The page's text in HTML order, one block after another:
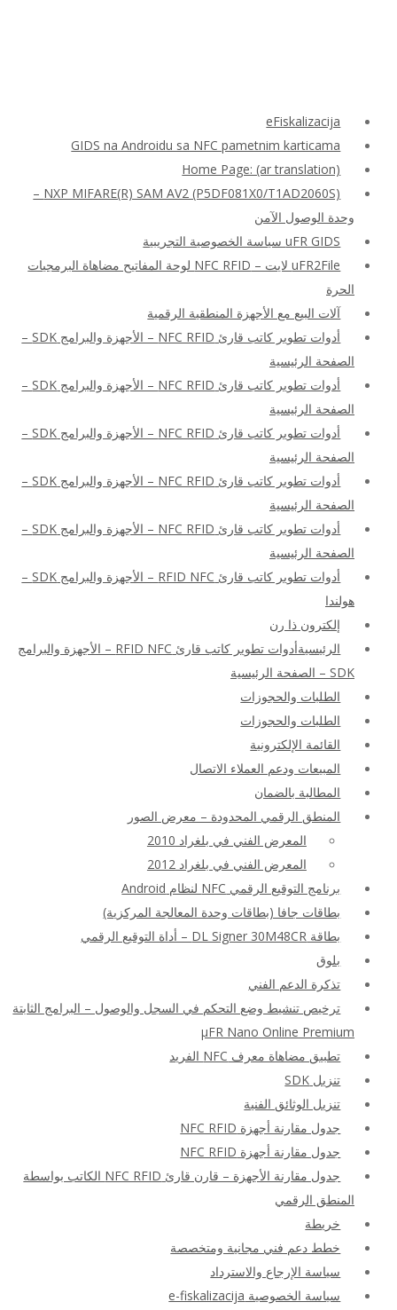
eFiskalizacija
GIDS na Androidu sa NFC pametnim karticama
Home Page: (ar translation)
NXP MIFARE(R) SAM AV2 (P5DF081X0/T1AD2060S) –
وحدة الوصول الآمن
uFR GIDS سياسة الخصوصية التجريبية
uFR2File لايت – NFC RFID لوحة المفاتيح مضاهاة البرمجيات
الحرة
آلات البيع مع الأجهزة المنطقية الرقمية
أدوات تطوير كاتب قارئ NFC RFID – الأجهزة والبرامج SDK –
الصفحة الرئيسية
أدوات تطوير كاتب قارئ NFC RFID – الأجهزة والبرامج SDK –
الصفحة الرئيسية
أدوات تطوير كاتب قارئ NFC RFID – الأجهزة والبرامج SDK –
الصفحة الرئيسية
أدوات تطوير كاتب قارئ NFC RFID – الأجهزة والبرامج SDK –
الصفحة الرئيسية
أدوات تطوير كاتب قارئ NFC RFID – الأجهزة والبرامج SDK –
الصفحة الرئيسية
أدوات تطوير كاتب قارئ RFID NFC – الأجهزة والبرامج SDK –
هولندا
إلكترون ذا رن
الرئيسيةأدوات تطوير كاتب قارئ RFID NFC – الأجهزة والبرامج
SDK – الصفحة الرئيسية
الطلبات والحجوزات
الطلبات والحجوزات
القائمة الإلكترونية
المبيعات ودعم العملاء الاتصال
المطالبة بالضمان
المنطق الرقمي المحدودة – معرض الصور
المعرض الفني في بلغراد 2010
المعرض الفني في بلغراد 2012
برنامج التوقيع الرقمي NFC لنظام Android
بطاقات جافا (بطاقات وحدة المعالجة المركزية)
بطاقة DL Signer 30M48CR – أداة التوقيع الرقمي
بلوق
تذكرة الدعم الفني
ترخيص تنشيط وضع التحكم في السجل والوصول – البرامج الثابتة
μFR Nano Online Premium
تطبيق مضاهاة معرف NFC الفريد
تنزيل SDK
تنزيل الوثائق الفنية
جدول مقارنة أجهزة NFC RFID
جدول مقارنة أجهزة NFC RFID
جدول مقارنة الأجهزة – قارن قارئ NFC RFID الكاتب بواسطة
المنطق الرقمي
خريطة
خطط دعم فني مجانية ومتخصصة
سياسة الإرجاع والاسترداد
سياسة الخصوصية e-fiskalizacija